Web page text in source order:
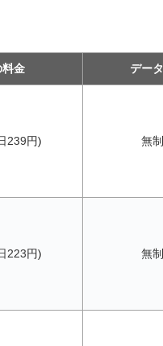
料金 デー
239円) 無
223円) 無